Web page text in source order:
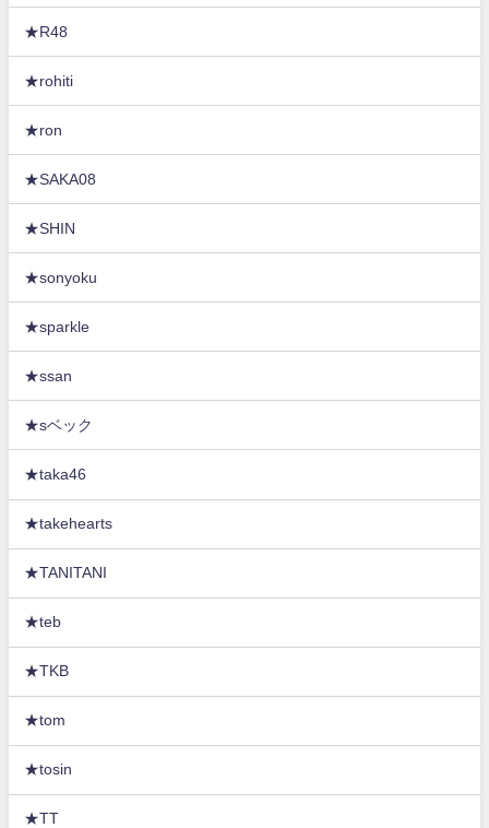
★R48
★rohiti
★ron
★SAKA08
★SHIN
★sonyoku
★sparkle
★ssan
★sベック
★taka46
★takehearts
★TANITANI
★teb
★TKB
★tom
★tosin
★TT